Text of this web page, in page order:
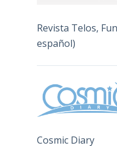
Revista Telos,
español)
Cosmic Diary